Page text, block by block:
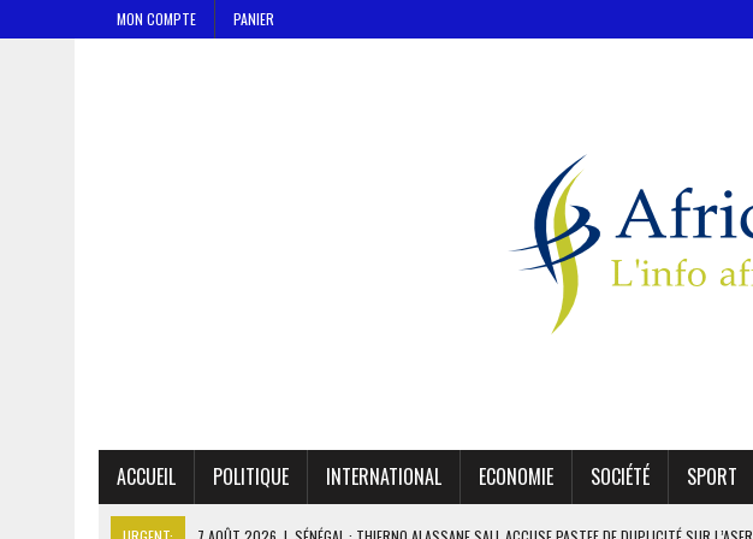
MON COMPTE PANIER
ACCUEIL POLITIQUE INTERNATIONAL ECONOMIE SOCIÉTÉ SPORT